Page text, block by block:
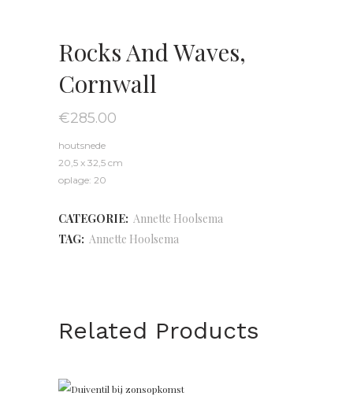
Rocks And Waves,
Cornwall
€285.00
houtsnede
20,5 x 32,5 cm
oplage: 20
CATEGORIE: Annette Hoolsema
TAG: Annette Hoolsema
Related Products